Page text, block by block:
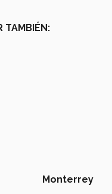
TAMBIÉN:
Monterrey